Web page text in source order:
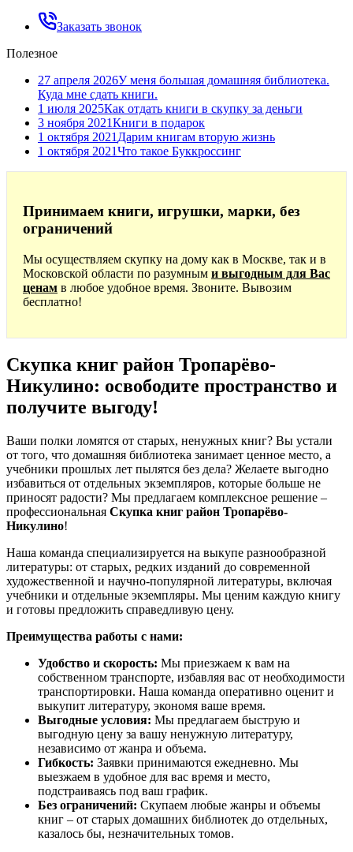
Заказать звонок
Полезное
27 апреля 2026У меня большая домашняя библиотека.
Куда мне сдать книги.
1 июля 2025Как отдать книги в скупку за деньги
3 ноября 2021Книги в подарок
1 октября 2021 Дарим книгам вторую жизнь
1 октября 2021Что такое Буккроссинг
Принимаем книги, игрушки, марки, без
ограничений
Мы осуществляем скупку на дому как в Москве, так и в
Московской области по разумным и выгодным для Вас
ценам в любое удобное время. Звоните. Вывозим
бесплатно!
Скупка книг район Тропарёво-
Никулино: освободите пространство и
получите выгоду!
Ваши полки ломятся от старых, ненужных книг? Вы устали
от того, что домашняя библиотека занимает ценное место, а
учебники прошлых лет пылятся без дела? Желаете выгодно
избавиться от отдельных экземпляров, которые больше не
приносят радости? Мы предлагаем комплексное решение –
профессиональная Скупка книг район Тропарёво-
Никулино!
Наша команда специализируется на выкупе разнообразной
литературы: от старых, редких изданий до современной
художественной и научно-популярной литературы, включая
учебники и отдельные экземпляры. Мы ценим каждую книгу
и готовы предложить справедливую цену.
Преимущества работы с нами:
Удобство и скорость: Мы приезжаем к вам на
собственном транспорте, избавляя вас от необходимости
транспортировки. Наша команда оперативно оценит и
выкупит литературу, экономя ваше время.
Выгодные условия: Мы предлагаем быструю и
выгодную цену за вашу ненужную литературу,
независимо от жанра и объема.
Гибкость: Заявки принимаются ежедневно. Мы
выезжаем в удобное для вас время и место,
подстраиваясь под ваш график.
Без ограничений: Скупаем любые жанры и объемы
книг – от старых домашних библиотек до отдельных,
казалось бы, незначительных томов.